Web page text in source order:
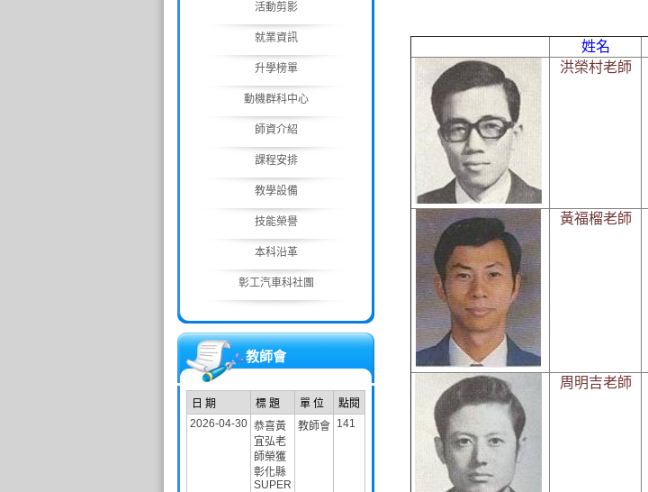
活動剪影
就業資訊
升學榜單
動機群科中心
師資介紹
課程安排
教學設備
技能榮譽
本科沿革
彰工汽車科社團
教師會
日 期 標 題 單 位
點閱
2026-04-30 恭喜黃
宜弘老
師榮獲
彰化縣
SUPER
教師會 141
姓名
洪榮村老師
黃福榴老師
周明吉老師